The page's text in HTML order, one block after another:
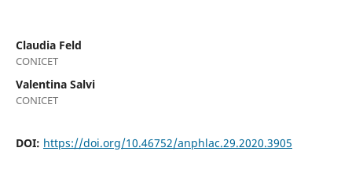
Claudia Feld
CONICET
Valentina Salvi
CONICET
DOI: https://doi.org/10.46752/anphlac.29.2020.3905